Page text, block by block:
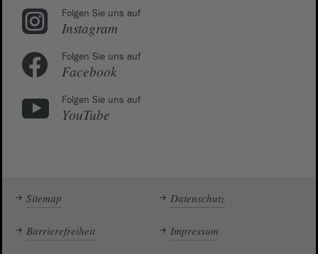
Folgen Sie uns auf
Instagram
Folgen Sie uns auf
Facebook
Folgen Sie uns auf
YouTube
Sitemap Datenschutz
Barrierefreiheit Impressum